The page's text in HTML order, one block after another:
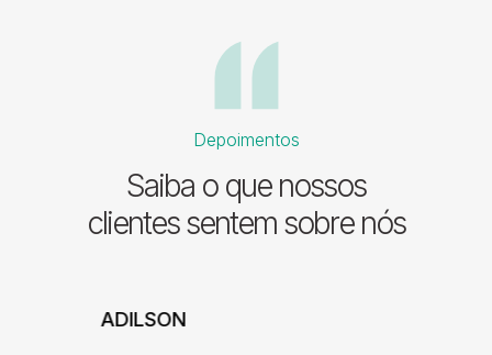
Depoimentos
Saiba o que nossos
clientes sentem sobre nós
ADILSON